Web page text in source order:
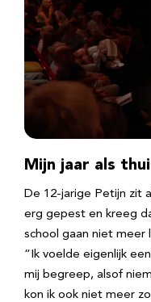
Mijn jaar als
De 12-jarige Petijn zit
erg gepest en kreeg
school gaan niet meer
“Ik voelde eigenlijk
mij begreep, alsof
kon ik ook niet meer